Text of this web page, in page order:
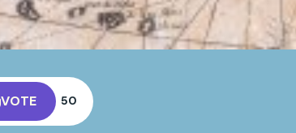
VOTE 50